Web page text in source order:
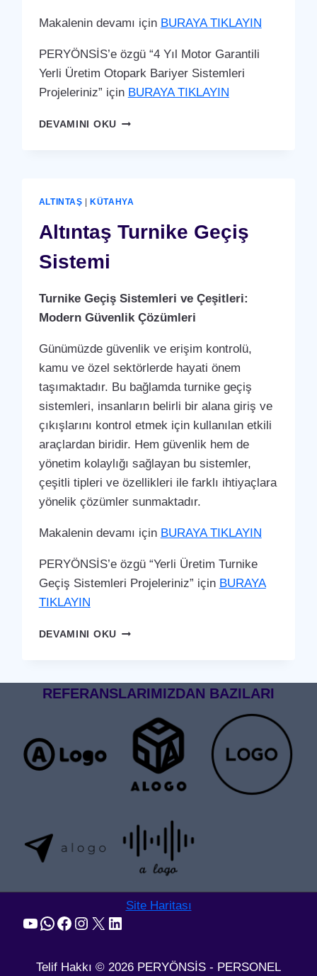
Makalenin devamı için BURAYA TIKLAYIN
PERYÖNSİS’e özgü “4 Yıl Motor Garantili
Yerli Üretim Otopark Bariyer Sistemleri
Projeleriniz” için BURAYA TIKLAYIN
DEVAMINI OKUALTINTAŞ
ALTINTAŞ KÜTAHYA
Altıntaş Turnike Geçiş
Sistemi
Turnike Geçiş Sistemleri ve Çeşitleri:
Modern Güvenlik Çözümleri
Günümüzde güvenlik ve erişim kontrolü,
kamu ve özel sektörlerde hayati önem
taşımaktadır. Bu bağlamda turnike geçiş
sistemleri, insanların belirli bir alana giriş ve
çıkışlarını kontrol etmek için kullanılan etkili
araçlardan biridir. Hem güvenlik hem de
yönetim kolaylığı sağlayan bu sistemler,
çeşitli tipleri ve özellikleri ile farklı ihtiyaçlara
yönelik çözümler sunmaktadır.
Makalenin devamı için BURAYA TIKLAYIN
PERYÖNSİS’e özgü “Yerli Üretim Turnike
Geçiş Sistemleri Projeleriniz” için BURAYA
TIKLAYIN
DEVAMINI OKUALTINTAŞ
REFERANSLARIMIZDAN BAZILARI
Site Haritası
YouTube WhatsApp Facebook Instagram X LinkedIn
Telif Hakkı © 2026 PERYÖNSİS - PERSONEL